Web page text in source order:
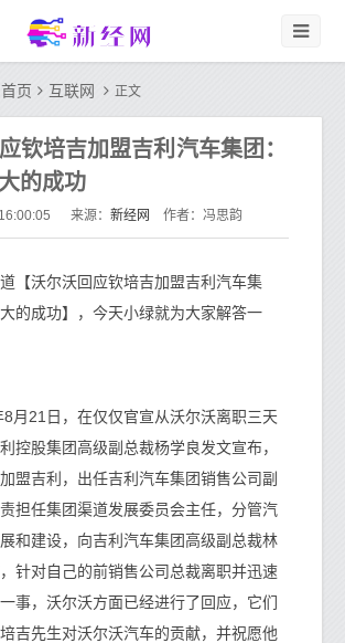
首页 互联网 正文
钦培吉加盟吉利汽车集团：
的成功
来源： 新经网 作者：冯思韵
【沃尔沃回应钦培吉加盟吉利汽车集
的成功】，今天小绿就为大家解答一
21日，在仅仅官宣从沃尔沃离职三天
控股集团高级副总裁杨学良发文宣布，
盟吉利，出任吉利汽车集团销售公司副
担任集团渠道发展委员会主任，分管汽
和建设，向吉利汽车集团高级副总裁林
针对自己的前销售公司总裁离职并迅速
事，沃尔沃方面已经进行了回应，它们
吉先生对沃尔沃汽车的贡献，并祝愿他